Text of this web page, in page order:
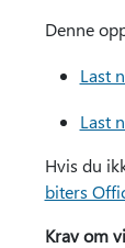
Denne
Last
Last
Hvis du
biters
Krav om